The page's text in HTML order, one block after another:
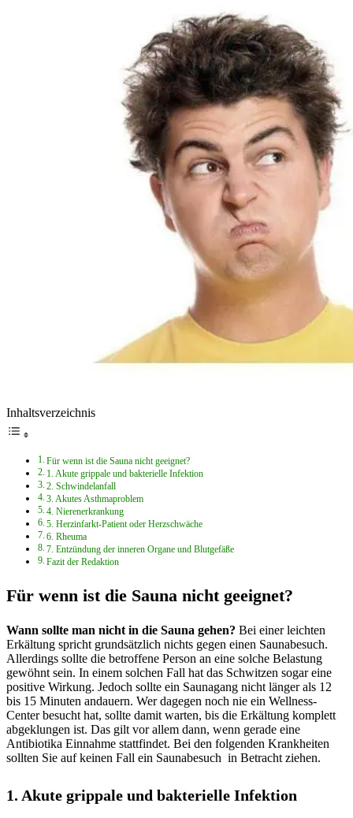
Inhaltsverzeichnis
Für wenn ist die Sauna nicht geeignet?
1. Akute grippale und bakterielle Infektion
2. Schwindelanfall
3. Akutes Asthmaproblem
4. Nierenerkrankung
5. Herzinfarkt-Patient oder Herzschwäche
6. Rheuma
7. Entzündung der inneren Organe und Blutgefäße
Fazit der Redaktion
Für wenn ist die Sauna nicht geeignet?
Wann sollte man nicht in die Sauna gehen? Bei einer leichten
Erkältung spricht grundsätzlich nichts gegen einen Saunabesuch.
Allerdings sollte die betroffene Person an eine solche Belastung
gewöhnt sein. In einem solchen Fall hat das Schwitzen sogar eine
positive Wirkung. Jedoch sollte ein Saunagang nicht länger als 12
bis 15 Minuten andauern. Wer dagegen noch nie ein Wellness-
Center besucht hat, sollte damit warten, bis die Erkältung komplett
abgeklungen ist. Das gilt vor allem dann, wenn gerade eine
Antibiotika Einnahme stattfindet. Bei den folgenden Krankheiten
sollten Sie auf keinen Fall ein Saunabesuch in Betracht ziehen.
1. Akute grippale und bakterielle Infektion